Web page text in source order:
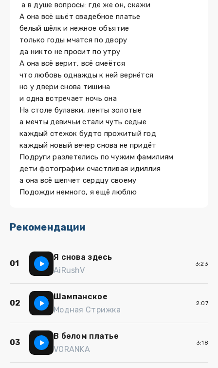
а в душе вопросы: где же он, скажи
А она всё шьёт свадебное платье
белый шёлк и нежное объятие
только годы мчатся по двору
да никто не просит по утру
А она всё верит, всё смеётся
что любовь однажды к ней вернётся
но у двери снова тишина
и одна встречает ночь она
На столе булавки, ленты золотые
а мечты девичьи стали чуть седые
каждый стежок будто прожитый год
каждый новый вечер снова не придёт
Подруги разлетелись по чужим фамилиям
дети фотографии счастливая идиллия
а она всё шепчет сердцу своему
Подожди немного, я ещё люблю
Рекомендации
01
Я снова здесь
AiRushV
3:23
02
Шампанское
Модная Стрижка
2:07
03
В белом платье
VORANKA
3:18